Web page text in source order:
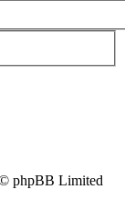
phpBB Limited